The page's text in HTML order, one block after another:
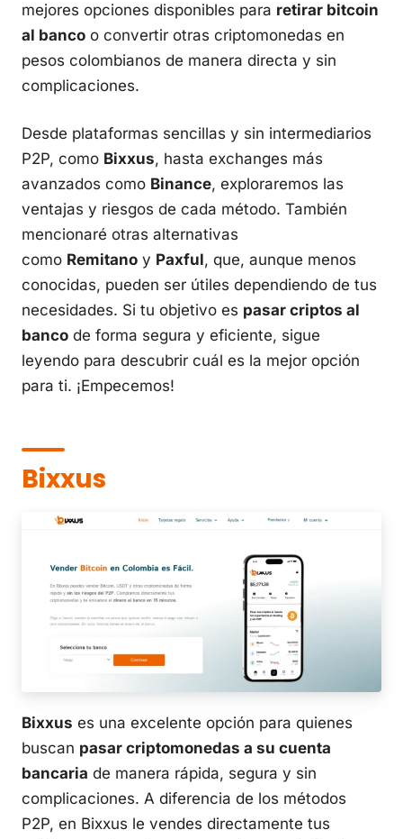
mejores opciones disponibles para retirar bitcoin
al banco o convertir otras criptomonedas en
pesos colombianos de manera directa y sin
complicaciones.
Desde plataformas sencillas y sin intermediarios
P2P, como Bixxus, hasta exchanges más
avanzados como Binance, exploraremos las
ventajas y riesgos de cada método. También
mencionaré otras alternativas
como Remitano y Paxful, que, aunque menos
conocidas, pueden ser útiles dependiendo de tus
necesidades. Si tu objetivo es pasar criptos al
banco de forma segura y eficiente, sigue
leyendo para descubrir cuál es la mejor opción
para ti. ¡Empecemos!
Bixxus
Bixxus es una excelente opción para quienes
buscan pasar criptomonedas a su cuenta
bancaria de manera rápida, segura y sin
complicaciones. A diferencia de los métodos
P2P, en Bixxus le vendes directamente tus